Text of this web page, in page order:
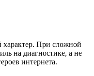
При сложной
на диагностике, а не
интернета.